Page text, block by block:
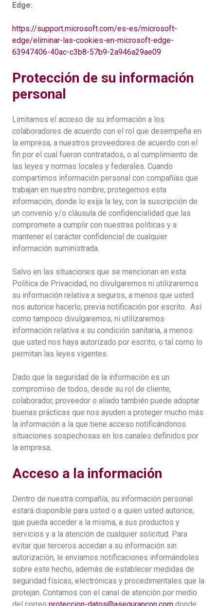
Edge:
https://support.microsoft.com/es-es/microsoft-
edge/eliminar-las-cookies-en-microsoft-edge-
63947406-40ac-c3b8-57b9-2a946a29ae09
Protección de su información
personal
Limitamos el acceso de su información a los
colaboradores de acuerdo con el rol que desempeña en
la empresa, a nuestros proveedores de acuerdo con el
fin por el cual fueron contratados, o al cumplimiento de
las leyes y normas locales y federales. Cuando
compartimos información personal con compañías que
trabajan en nuestro nombre, protegemos esta
información, donde lo exija la ley, con la suscripción de
un convenio y/o cláusula de confidencialidad que las
compromete a cumplir con nuestras políticas y a
mantener el carácter confidencial de cualquier
información suministrada.
Salvo en las situaciones que se mencionan en esta
Política de Privacidad, no divulgaremos ni utilizaremos
su información relativa a seguros, a menos que usted
nos autorice hacerlo, previa notificación por escrito. Así
como tampoco divulgaremos, ni utilizaremos
información relativa a su condición sanitaria, a menos
que usted nos haya autorizado por escrito, o tal como lo
permitan las leyes vigentes.
Dado que la seguridad de la información es un
compromiso de todos, desde su rol de cliente,
colaborador, proveedor o aliado también puede adoptar
buenas prácticas que nos ayuden a proteger mucho más
la información a la que tiene acceso notificándonos
situaciones sospechosas en los canales definidos por
la empresa.
Acceso a la información
Dentro de nuestra compañía, su información personal
estará disponible para usted o a quien usted autorice,
que pueda acceder a la misma, a sus productos y
servicios y a la atención de cualquier solicitud. Para
evitar que terceros accedan a su información sin
autorización, le enviamos notificaciones informándoles
sobre este hecho, además de establecer medidas de
seguridad físicas, electrónicas y procedimentales que la
protejan. Contamos con el canal de atención por medio